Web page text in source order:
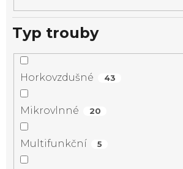
Typ trouby
Horkovzdušné 43
Mikrovlnné 20
Multifunkční 5